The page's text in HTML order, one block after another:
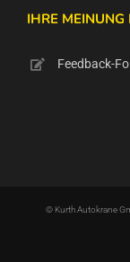
IHRE
Feedback-
© Kurth Autokrane